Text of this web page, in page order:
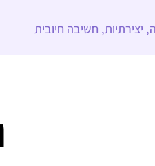
יצירתיות, חשיבה חיובית